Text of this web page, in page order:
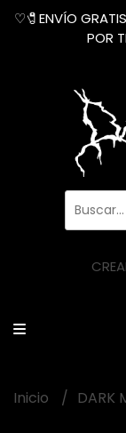
♡🧷ENVÍO
POR
Inicio DARK